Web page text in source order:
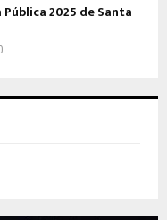
2025 de Santa